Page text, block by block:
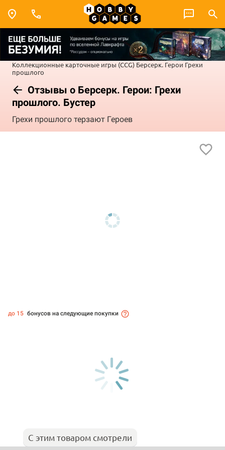
Коллекционные карточные игры (CCG) Берсерк. Герои Грехи
прошлого
Отзывы о Берсерк. Герои: Грехи
прошлого. Бустер
Грехи прошлого терзают Героев
до 15 бонусов на следующие покупки
С этим товаром смотрели